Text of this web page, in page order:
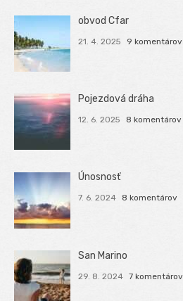
obvod Cfar
21. 4. 2025 9 komentárov
Pojezdová dráha
12. 6. 2025 8 komentárov
Únosnosť
7. 6. 2024 8 komentárov
San Marino
29. 8. 2024 7 komentárov